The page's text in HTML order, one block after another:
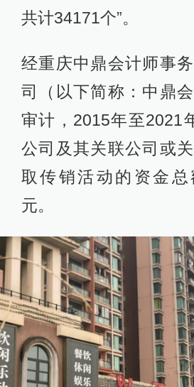
共计34171个”。
经重庆中鼎会计师事
司（以下简称：中鼎
审计，2015年至2021
公司及其关联公司或
取传销活动的资金总
元。